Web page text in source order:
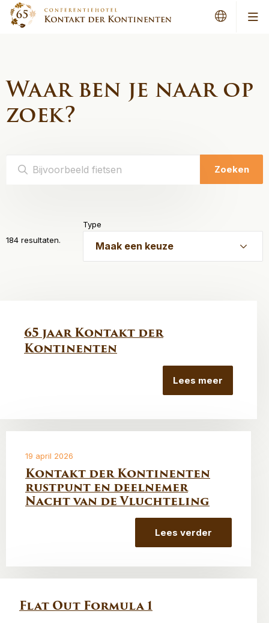
Waar ben je naar op
zoek?
Zoeken
184 resultaten.
Type
Maak een keuze
65 jaar Kontakt der
Kontinenten
Lees meer
19 april 2026
Kontakt der Kontinenten
rustpunt en deelnemer
Nacht van de Vluchteling
Lees verder
Flat Out Formula 1